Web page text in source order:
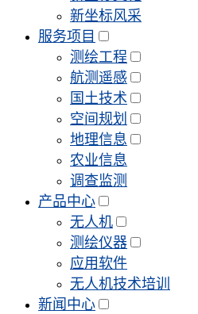
新坐标风采
服务项目
测绘工程
航测遥感
国土技术
空间规划
地理信息
农业信息
调查监测
产品中心
无人机
测绘仪器
应用软件
无人机技术培训
新闻中心